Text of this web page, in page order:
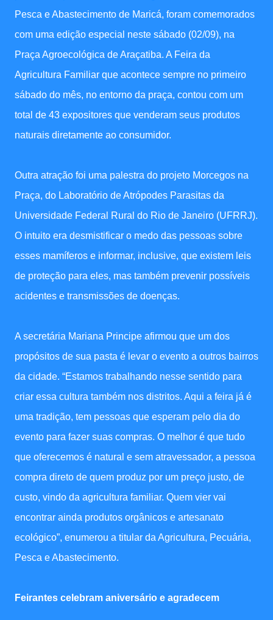
Pesca e Abastecimento de Maricá, foram comemorados
com uma edição especial neste sábado (02/09), na
Praça Agroecológica de Araçatiba. A Feira da
Agricultura Familiar que acontece sempre no primeiro
sábado do mês, no entorno da praça, contou com um
total de 43 expositores que venderam seus produtos
naturais diretamente ao consumidor.
Outra atração foi uma palestra do projeto Morcegos na
Praça, do Laboratório de Atrópodes Parasitas da
Universidade Federal Rural do Rio de Janeiro (UFRRJ).
O intuito era desmistificar o medo das pessoas sobre
esses mamíferos e informar, inclusive, que existem leis
de proteção para eles, mas também prevenir possíveis
acidentes e transmissões de doenças.
A secretária Mariana Principe afirmou que um dos
propósitos de sua pasta é levar o evento a outros bairros
da cidade. “Estamos trabalhando nesse sentido para
criar essa cultura também nos distritos. Aqui a feira já é
uma tradição, tem pessoas que esperam pelo dia do
evento para fazer suas compras. O melhor é que tudo
que oferecemos é natural e sem atravessador, a pessoa
compra direto de quem produz por um preço justo, de
custo, vindo da agricultura familiar. Quem vier vai
encontrar ainda produtos orgânicos e artesanato
ecológico”, enumerou a titular da Agricultura, Pecuária,
Pesca e Abastecimento.
Feirantes celebram aniversário e agradecem